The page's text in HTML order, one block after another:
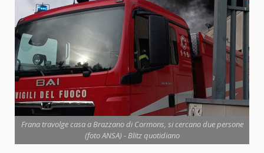
Frana travolge casa a Brazzano di Cormons, si cercano due persone
(foto ANSA) - Blitz quotidiano